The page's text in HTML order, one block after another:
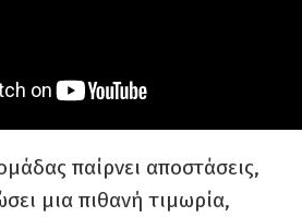
παίρνει αποστάσεις,
μια πιθανή τιμωρία,